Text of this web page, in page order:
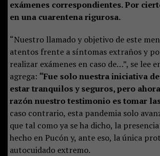
exámenes correspondientes. Por
en una cuarentena rigurosa.
“Nuestro llamado y objetivo de este
atentos frente a síntomas extraños y
realizar exámenes en caso de…”, se lee
agrega: “Fue solo nuestra iniciativa
estar tranquilos y seguros, pero
razón nuestro testimonio es tomar
caso contrario, esta pandemia solo
que tal como ya se ha dicho, la
hecho en Pucón y, ante eso, la única
autocuidado extremo.